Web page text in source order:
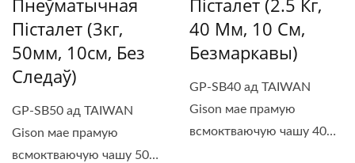
Пнеўматычная
Пісталет (3кг,
50мм, 10см, Без
Следаў)
GP-SB50 ад TAIWAN
Gison мае прамую
всмоктваючую чашу 50
Пісталет (2.5 Кг,
40 Мм, 10 См,
Безмаркавы)
GP-SB40 ад TAIWAN
Gison мае прамую
всмоктваючую чашу 40